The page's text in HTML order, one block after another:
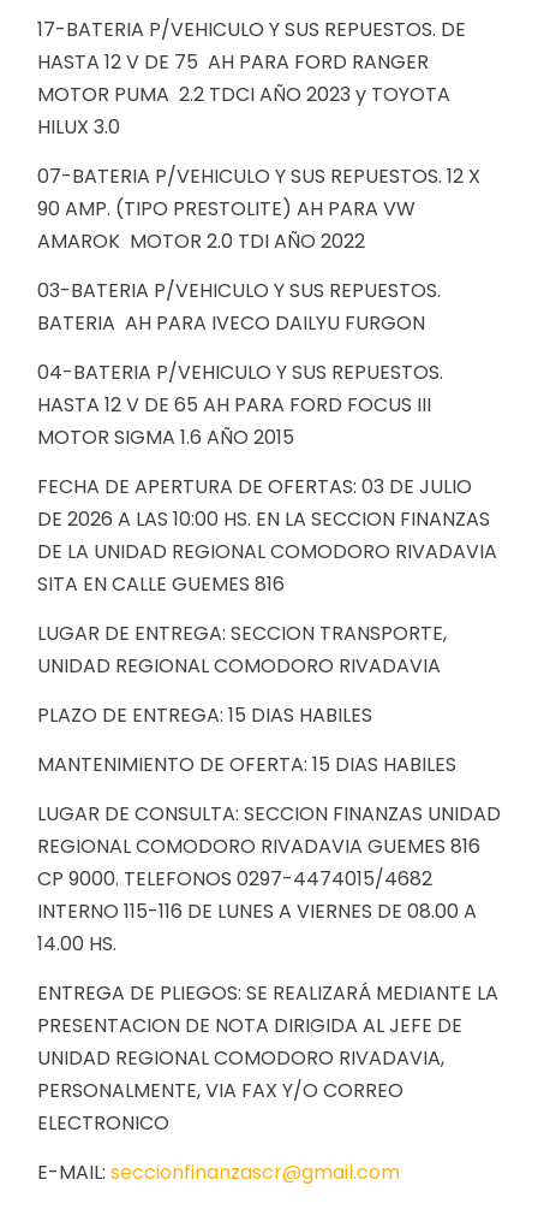
17-BATERIA P/VEHICULO Y SUS REPUESTOS. DE
HASTA 12 V DE 75 AH PARA FORD RANGER
MOTOR PUMA 2.2 TDCI AÑO 2023 y TOYOTA
HILUX 3.0
07-BATERIA P/VEHICULO Y SUS REPUESTOS. 12 X
90 AMP. (TIPO PRESTOLITE) AH PARA VW
AMAROK MOTOR 2.0 TDI AÑO 2022
03-BATERIA P/VEHICULO Y SUS REPUESTOS.
BATERIA AH PARA IVECO DAILYU FURGON
04-BATERIA P/VEHICULO Y SUS REPUESTOS.
HASTA 12 V DE 65 AH PARA FORD FOCUS III
MOTOR SIGMA 1.6 AÑO 2015
FECHA DE APERTURA DE OFERTAS: 03 DE JULIO
DE 2026 A LAS 10:00 HS. EN LA SECCION FINANZAS
DE LA UNIDAD REGIONAL COMODORO RIVADAVIA
SITA EN CALLE GUEMES 816
LUGAR DE ENTREGA: SECCION TRANSPORTE,
UNIDAD REGIONAL COMODORO RIVADAVIA
PLAZO DE ENTREGA: 15 DIAS HABILES
MANTENIMIENTO DE OFERTA: 15 DIAS HABILES
LUGAR DE CONSULTA: SECCION FINANZAS UNIDAD
REGIONAL COMODORO RIVADAVIA GUEMES 816
CP 9000. TELEFONOS 0297-4474015/4682
INTERNO 115-116 DE LUNES A VIERNES DE 08.00 A
14.00 HS.
ENTREGA DE PLIEGOS: SE REALIZARÁ MEDIANTE LA
PRESENTACION DE NOTA DIRIGIDA AL JEFE DE
UNIDAD REGIONAL COMODORO RIVADAVIA,
PERSONALMENTE, VIA FAX Y/O CORREO
ELECTRONICO
E-MAIL: seccionfinanzascr@gmail.com